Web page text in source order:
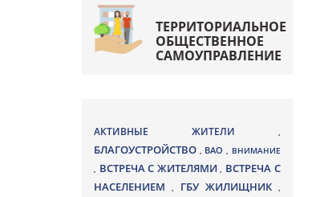
ТЕРРИТОРИАЛЬНОЕ
ОБЩЕСТВЕННОЕ
САМОУПРАВЛЕНИЕ
АКТИВНЫЕ ЖИТЕЛИ ,
БЛАГОУСТРОЙСТВО , ВАО , ВНИМАНИЕ
, ВСТРЕЧА С ЖИТЕЛЯМИ, ВСТРЕЧА С
НАСЕЛЕНИЕМ
, ГБУ ЖИЛИЩНИК ,